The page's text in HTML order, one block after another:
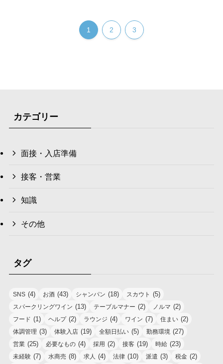
1 2 3
カテゴリー
面接・入店準備
接客・営業
知識
その他
タグ
SNS (4) お酒 (43) シャンパン (18) スカウト (5)
スパークリングワイン (13) テーブルマナー (2) ノルマ (2)
フード (1) ヘルプ(2) ラウンジ (4) ワイン (7) 住まい (2)
体調管理 (3) 体験入店 (19) 全額日払い (5) 勤務環境 (27)
営業 (25) 必要なもの (4) 採用 (2) 接客 (19) 時給 (23)
未経験 (7) 水商売 (8) 求人 (4) 法律 (10) 派遣 (3) 税金 (2)